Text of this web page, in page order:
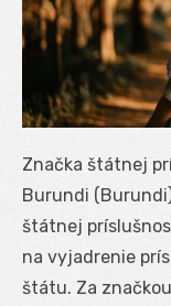
Značka štátnej
Burundi
štátnej
na vyjadrenie
štátu. Za